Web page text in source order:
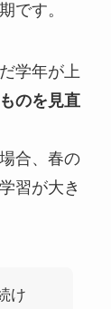
です。
学年が上
のを見直
合、春の
習が大き
け